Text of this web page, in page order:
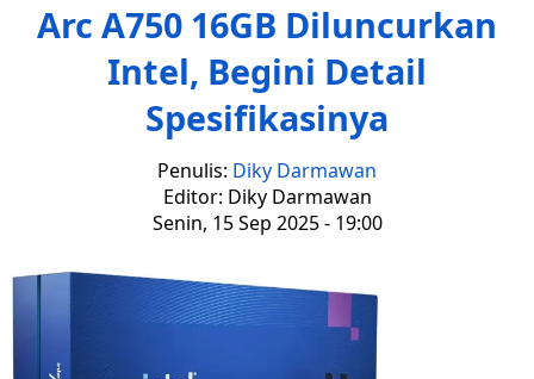
Arc A750 16GB Diluncurkan
Intel, Begini Detail
Spesifikasinya
Penulis: Diky Darmawan
Editor: Diky Darmawan
Senin, 15 Sep 2025 - 19:00